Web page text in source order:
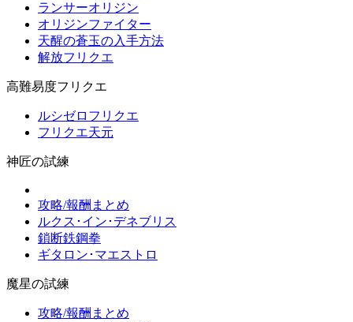
ランサーオリジン
オリジンファイター
天醒の蒼玉の入手方法
解放フリクエ
高難易度フリクエ
ルシゼロフリクエ
フリクエ天元
神匠の試練
攻略/報酬まとめ
ルクス･イン･デネブリス
鎖断鉄鋼拳
ギタロン･マエストロ
魔星の試練
攻略/報酬まとめ